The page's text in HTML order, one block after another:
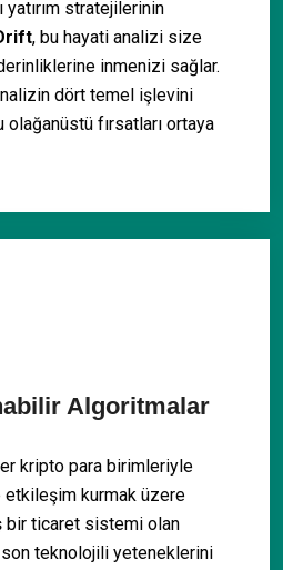
yatırım stratejilerinin
, bu hayati analizi size
inmenizi sağlar.
dört temel işlevini
fırsatları ortaya
Algoritmalar
kripto para birimleriyle
kurmak üzere
bir ticaret sistemi olan
teknolojili yeteneklerini